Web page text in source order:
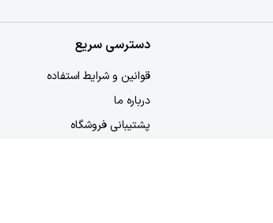
دسترسی سریع
قوانین و شرایط استفاده
درباره ما
پشتیبانی فروشگاه